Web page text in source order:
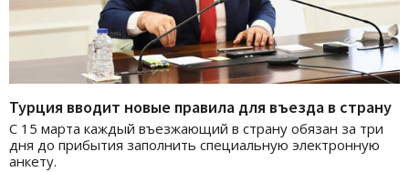
Турция вводит новые правила для въезда в страну
С 15 марта каждый въезжающий в страну обязан за три
дня до прибытия заполнить специальную электронную
анкету.